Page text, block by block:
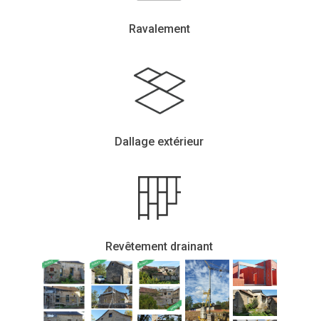
Ravalement
Dallage extérieur
Revêtement drainant